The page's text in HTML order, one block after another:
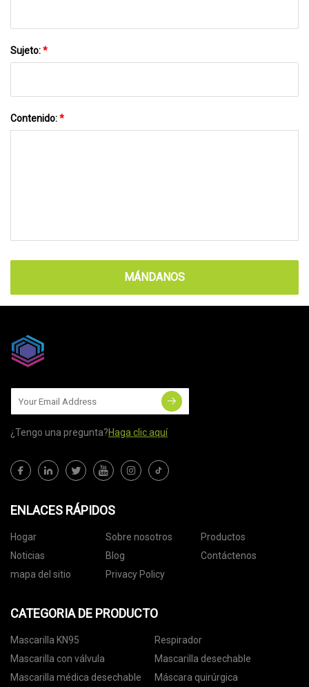
Sujeto:*
Contenido:*
MÁNDANOS
¿Tengo una pregunta?Haga clic aquí
ENLACES RÁPIDOS
Hogar Sobre nosotros
Productos
Noticias
Blog
Contáctenos
mapa del sitio
Privacy Policy
CATEGORIA DE PRODUCTO
Mascarilla KN95
Respirador
Mascarilla con válvula
Mascarilla desechable
Mascarilla médica desechable
Máscara quirúrgica